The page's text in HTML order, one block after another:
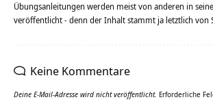
Übungsanleitungen werden meist von anderen in
veröffentlicht - denn der Inhalt stammt ja letztlich von
Keine Kommentare
Deine E-Mail-Adresse wird nicht veröffentlicht. Erforderliche